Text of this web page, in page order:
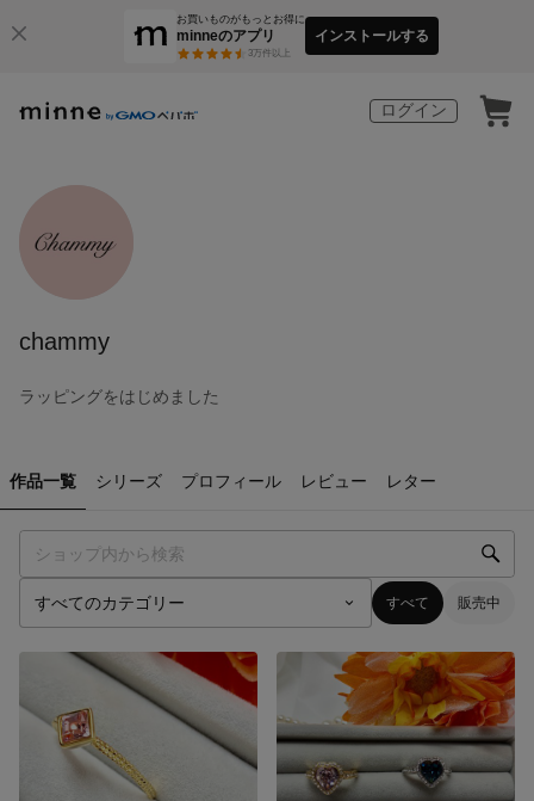
お買いものがもっとお得に
minneのアプリ
3万件以上
インストールする
ログイン
chammy
ラッピングをはじめました
作品一覧 シリーズ プロフィール レビュー レター
すべて 販売中